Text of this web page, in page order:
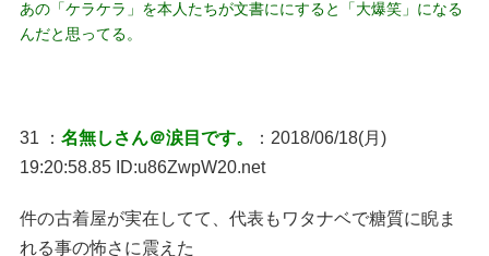
あの「ケラケラ」を本人たちが文書ににすると「大爆笑」になる
んだと思ってる。
31 ： 名無しさん＠涙目です。
：2018/06/18(月)
19:20:58.85 ID:u86ZwpW20.net
件の古着屋が実在してて、代表もワタナベで糖質に睨ま
れる事の怖さに震えた